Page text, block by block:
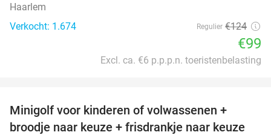
Haarlem
Verkocht: 1.674
Regulier €124
€99
Excl. ca. €6 p.p.p.n. toeristenbelasting
Minigolf voor kinderen of volwassenen +
broodje naar keuze + frisdrankje naar keuze